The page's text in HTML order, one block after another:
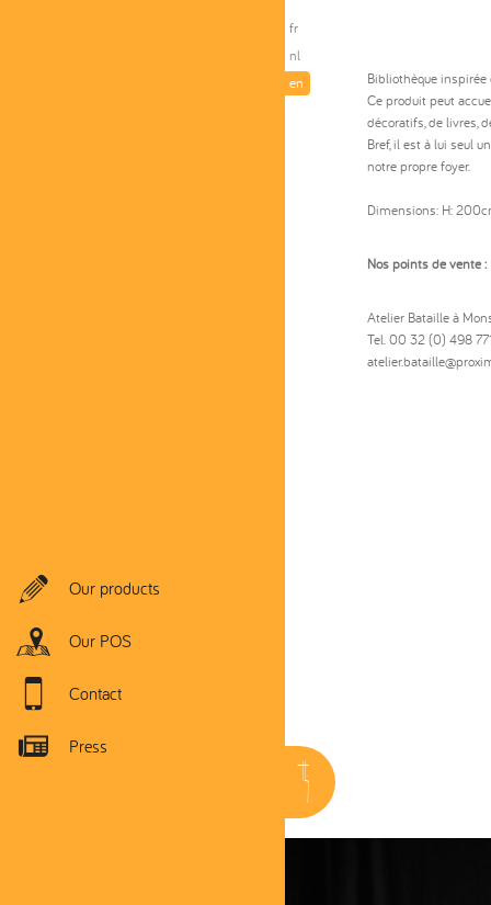
fr
nl
en
Our products
Our POS
Contact
Press
Bibliothèque
Ce produit peut
décoratifs, de livres,
Bref, il est à lui seul
notre propre foyer.
Dimensions: H:
Nos points de vente :
Atelier Bataille à
Tel. 00 32 (0) 498